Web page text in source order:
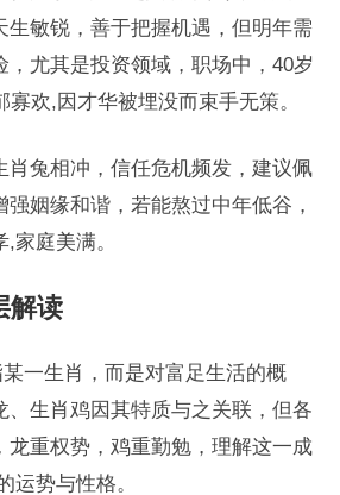
生敏锐，善于把握机遇，但明年需
，尤其是投资领域，职场中，40岁
欢,因才华被埋没而束手无策。
肖兔相冲，信任危机频发，建议佩
姻缘和谐，若能熬过中年低谷，
家庭美满。
解读
某一生肖，而是对富足生活的概
、生肖鸡因其特质与之关联，但各
龙重权势，鸡重勤勉，理解这一成
运势与性格。